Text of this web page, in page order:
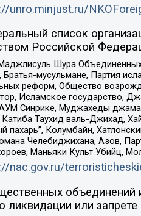
unro.minjust.ru/
список
Российской
Шура Объединенных
Братья-мусульмане, Партия
реформ, Общество
Исламское государство,
АУМ Синрике, Муджахеды
Таухид валь-Джихад,
пахарь”, Колумбайн,
Челебиджихана, Азов,
Маньяки Культ Убийц,
nac.gov.ru/
объединений
ликвидации или запрете